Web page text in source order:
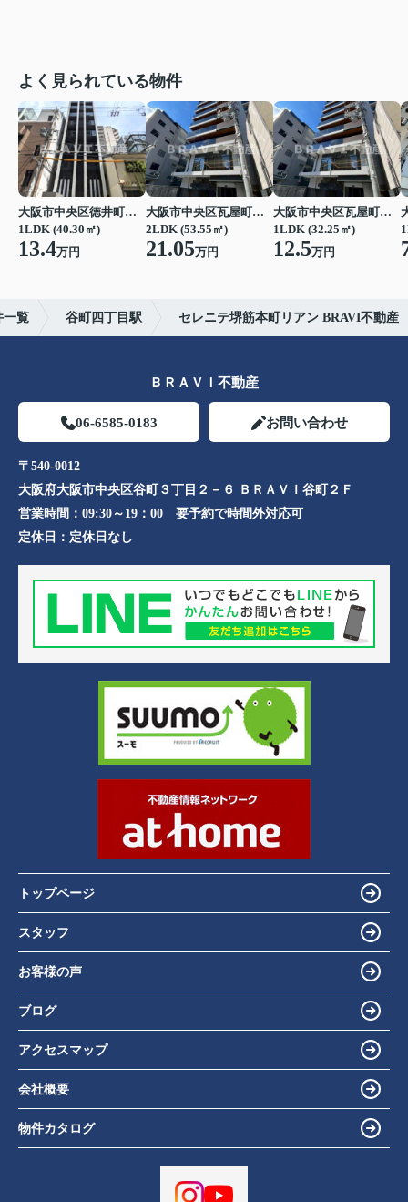
よく見られている物件
大阪市中央区徳井町２丁目
1LDK (40.30㎡)
13.4万円
大阪市中央区瓦屋町１丁目
2LDK (53.55㎡)
21.05万円
大阪市中央区瓦屋町１丁目
1LDK (32.25㎡)
12.5万円
一覧 谷町四丁目駅 セレニテ堺筋本町リアン BRAVI不動産
ＢＲＡＶＩ不動産
06-6585-0183 お問い合わせ
〒540-0012
大阪府大阪市中央区谷町３丁目２－６ ＢＲＡＶＩ谷町２Ｆ
営業時間： 09:30～19：00 要予約で時間外対応可
定休日： 定休日なし
トップページ
スタッフ
お客様の声
ブログ
アクセスマップ
会社概要
物件カタログ